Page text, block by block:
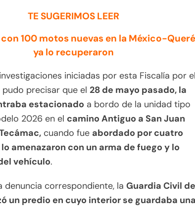
TE SUGERIMOS LEER
100 motos nuevas en la México-
ya lo recuperaron
iniciadas por esta Fiscalía por
pudo precisar que el 28 de mayo pasado, la
estacionado a bordo de la unidad tipo
2026 en el camino Antiguo a San Juan
cuando fue abordado por cuatro
amenazaron con un arma de fuego y lo
vehículo.
denuncia correspondiente, la Guardia Civil
un predio en cuyo interior se guardaba una